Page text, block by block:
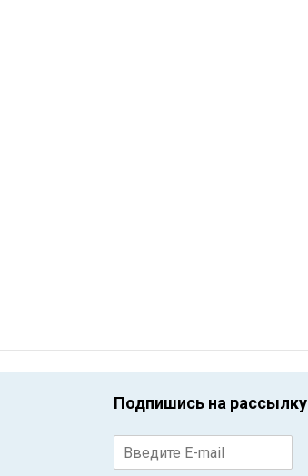
Подпишись на рассылку